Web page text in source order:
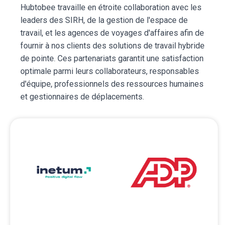
Hubtobee travaille en étroite collaboration avec les
leaders des SIRH, de la gestion de l'espace de
travail, et les agences de voyages d'affaires afin de
fournir à nos clients des solutions de travail hybride
de pointe. Ces partenariats garantit une satisfaction
optimale parmi leurs collaborateurs, responsables
d'équipe, professionnels des ressources humaines
et gestionnaires de déplacements.